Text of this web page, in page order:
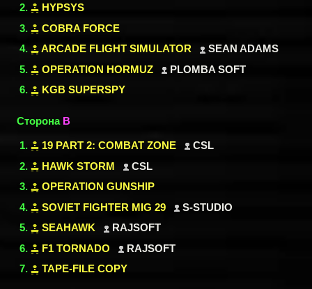
HYPSYS
COBRA FORCE
ARCADE FLIGHT SIMULATOR
SEAN ADAMS
OPERATION HORMUZ
PLOMBA SOFT
KGB SUPERSPY
Сторона B
19 PART 2: COMBAT ZONE
CSL
HAWK STORM
CSL
OPERATION GUNSHIP
SOVIET FIGHTER MIG 29
S-STUDIO
SEAHAWK
RAJSOFT
F1 TORNADO
RAJSOFT
TAPE-FILE COPY